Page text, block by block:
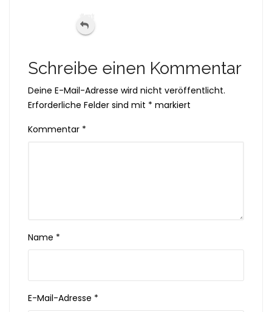
Schreibe einen Kommentar
Deine E-Mail-Adresse wird nicht veröffentlicht.
Erforderliche Felder sind mit * markiert
Kommentar *
Name *
E-Mail-Adresse *